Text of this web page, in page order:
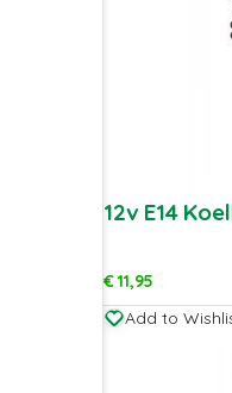
12v E14
€11,95
Add to